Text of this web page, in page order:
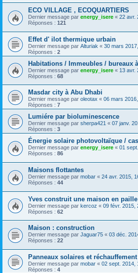
ECO VILLAGE , ECOQUARTIERS
Dernier message par energy_isere « 22 avr.
Réponses : 121
Effet d' ilot thermique urbain
Dernier message par Alturiak « 30 mars
Réponses : 2
Habitations / Immeubles / bureaux
Dernier message par energy_isere « 13 avr.
Réponses : 68
Masdar city à Abu Dhabi
Dernier message par oleotax « 06 mars
Réponses : 7
Lumiére par bioluminescence
Dernier message par sherpa421 « 07 janv.
Réponses : 3
Énergie solaire photovoltaïque /
Dernier message par energy_isere « 01
Réponses : 86
Maisons flottantes
Dernier message par mobar « 24 avr. 2015,
Réponses : 44
Yves construit une maison en paille
Dernier message par kercoz « 09 févr. 2015,
Réponses : 62
Maison : construction
Dernier message par Jaguar75 « 03 déc.
Réponses : 22
Panneaux solaires et
Dernier message par mobar « 02 sept. 2014,
Réponses : 4